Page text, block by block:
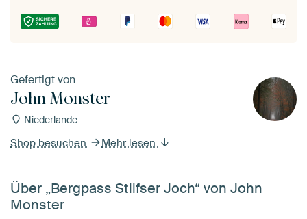
Gefertigt von
John Monster
Niederlande
Shop besuchen Mehr lesen
Über „Bergpass Stilfser Joch“ von John
Monster